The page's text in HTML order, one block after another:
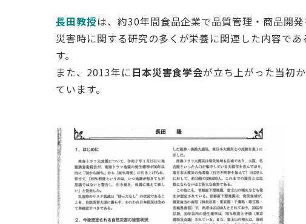
長田教授は、約30年間食品企業で品質管理・商品開
災害時に関する研究の多くが栄養に関連した内容であ
す。
また、2013年に日本災害食学会が立ち上がった当初
ています。